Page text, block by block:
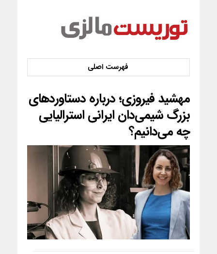
مهشید فیروزی؛ درباره دستاوردهای
بزرگ شیمی‌دان ایرانی استرالیایی
چه می‌دانیم؟